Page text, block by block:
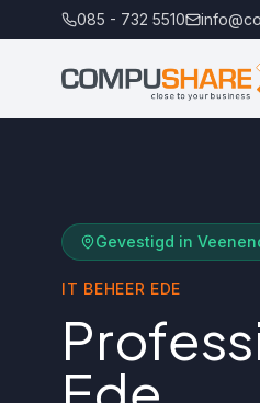
085 - 732 5510
Gevestigd in
IT BEHEER EDE